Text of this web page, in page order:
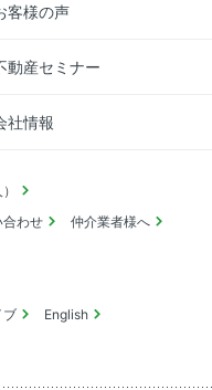
客様の声
動産セミナー
社情報
合わせ
仲介業者様へ
ブ
English